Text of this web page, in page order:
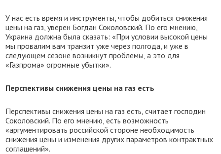
У нас есть время и инструменты, чтобы добиться снижения
цены на газ, уверен Богдан Соколовский. По его мнению,
Украина должна была сказать: «При условии высокой цены
мы провалим вам транзит уже через полгода, и уже в
следующем сезоне возникнут проблемы, а это для
«Газпрома» огромные убытки».
Перспективы снижения цены на газ есть
Перспективы снижения цены на газ есть, считает господин
Соколовский. По его мнению, есть возможность
«аргументировать российской стороне необходимость
снижения цены и изменения других параметров контрактных
соглашений».